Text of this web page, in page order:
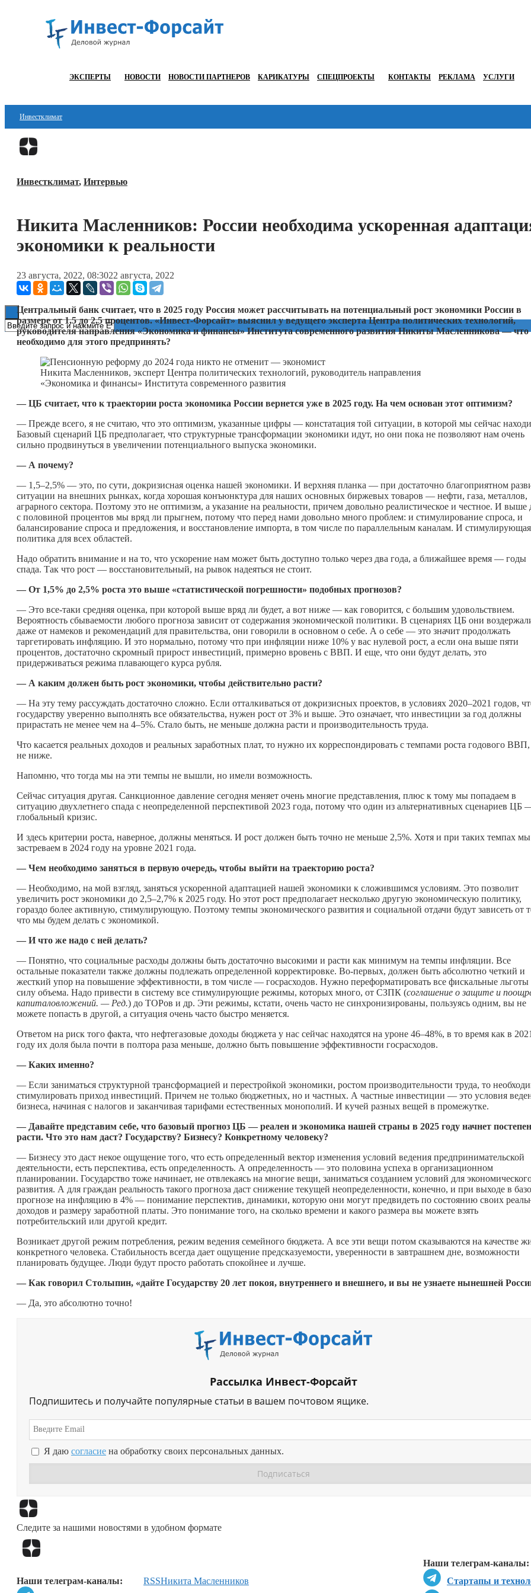
ЭКСПЕРТЫ НОВОСТИ НОВОСТИ ПАРТНЕРОВ КАРИКАТУРЫ СПЕЦПРОЕКТЫ КОНТАКТЫ РЕКЛАМА УСЛУГИ
Инвестклимат
Финансы
Блокчейн
Книги
Инвестклимат, Интервью
Никита Масленников: России необходима ускоренная
экономики к реальности
23 августа, 2022, 08:3022 августа, 2022
Центральный банк считает, что в 2025 году Россия может рассчитывать на потенциальный рост экономики России в
размере от 1,5 до 2,5 процентов. «Инвест-Форсайт» выяснил у ведущего эксперта Центра политических технологий,
руководителя направления «Экономика и финансы» Института современного развития Никиты Масленникова — что
необходимо для этого предпринять?
Никита Масленников, эксперт Центра политических технологий, руководитель направления
«Экономика и финансы» Института современного развития
— ЦБ считает, что к траектории роста экономика России вернется уже в 2025 году. На чем основан этот оптимизм?
— Прежде всего, я не считаю, что это оптимизм, указанные цифры — констатация той ситуации, в которой мы сейчас
Базовый сценарий ЦБ предполагает, что структурные трансформации экономики идут, но они пока не позволяют нам очень
сильно продвинуться в увеличении потенциального выпуска экономики.
— А почему?
— 1,5–2,5% — это, по сути, докризисная оценка нашей экономики. И верхняя планка — при достаточно благоприятном
ситуации на внешних рынках, когда хорошая конъюнктура для наших основных биржевых товаров — нефти, газа, металлов,
аграрного сектора. Поэтому это не оптимизм, а указание на реальности, причем довольно реалистическое и честное. И выше
с половиной процентов мы вряд ли прыгнем, потому что перед нами довольно много проблем: и стимулирование спроса, и
балансирование спроса и предложения, и восстановление импорта, в том числе по параллельным каналам. И стимулирующая
политика для всех областей.
Надо обратить внимание и на то, что ускорение нам может быть доступно только через два года, а ближайшее время — годы
спада. Так что рост — восстановительный, на рывок надеяться не стоит.
— От 1,5% до 2,5% роста это выше «статистической погрешности» подобных прогнозов?
— Это все-таки средняя оценка, при которой выше вряд ли будет, а вот ниже — как говорится, с большим удовольствием.
Вероятность сбываемости любого прогноза зависит от содержания экономической политики. В сценариях ЦБ они
даже от намеков и рекомендаций для правительства, они говорили в основном о себе. А о себе — это значит продолжать
таргетировать инфляцию. И это нормально, потому что при инфляции ниже 10% у вас нулевой рост, а если она выше пяти
процентов, достаточно скромный прирост инвестиций, примерно вровень с ВВП. И еще, что они будут делать, это
придерживаться режима плавающего курса рубля.
— А каким должен быть рост экономики, чтобы действительно расти?
— На эту тему рассуждать достаточно сложно. Если отталкиваться от докризисных проектов, в условиях 2020–2021 годов,
государству уверенно выполнять все обязательства, нужен рост от 3% и выше. Это означает, что инвестиции за год должны
прирастать не менее чем на 4–5%. Стало быть, не меньше должна расти и производительность труда.
Что касается реальных доходов и реальных заработных плат, то нужно их корреспондировать с темпами роста годового
не ниже.
Напомню, что тогда мы на эти темпы не вышли, но имели возможность.
Сейчас ситуация другая. Санкционное давление сегодня меняет очень многие представления, плюс к тому мы попадаем в
ситуацию двухлетнего спада с неопределенной перспективой 2023 года, потому что один из альтернативных сценариев ЦБ
глобальный кризис.
И здесь критерии роста, наверное, должны меняться. И рост должен быть точно не меньше 2,5%. Хотя и при таких темпах мы
застреваем в 2024 году на уровне 2021 года.
— Чем необходимо заняться в первую очередь, чтобы выйти на траекторию роста?
— Необходимо, на мой взгляд, заняться ускоренной адаптацией нашей экономики к сложившимся условиям. Это позволит
увеличить рост экономики до 2,5–2,7% к 2025 году. Но этот рост предполагает несколько другую экономическую политику,
гораздо более активную, стимулирующую. Поэтому темпы экономического развития и социальной отдачи будут зависеть от
что мы будем делать с экономикой.
— И что же надо с ней делать?
— Понятно, что социальные расходы должны быть достаточно высокими и расти как минимум на темпы инфляции. Все
остальные показатели также должны подлежать определенной корректировке. Во-первых, должен быть абсолютно четкий и
жесткий упор на повышение эффективности, в том числе — госрасходов. Нужно переформатировать все фискальные льготы
силу объема. Надо привести в систему все стимулирующие режимы, которых много, от СЗПК (соглашение о защите и
капиталовложений. — Ред.) до ТОРов и др. Эти режимы, кстати, очень часто не синхронизированы, пользуясь одним, вы не
можете попасть в другой, а ситуация очень часто быстро меняется.
Ответом на риск того факта, что нефтегазовые доходы бюджета у нас сейчас находятся на уроне 46–48%, в то время как в 2021
году их доля была почти в полтора раза меньше, должно быть повышение эффективности госрасходов.
— Каких именно?
— Если заниматься структурной трансформацией и перестройкой экономики, ростом производительности труда, то
стимулировать приход инвестиций. Причем не только бюджетных, но и частных. А частные инвестиции — это условия
бизнеса, начиная с налогов и заканчивая тарифами естественных монополий. И кучей разных вещей в промежутке.
— Давайте представим себе, что базовый прогноз ЦБ — реален и экономика нашей страны в 2025 году начнет
расти. Что это нам даст? Государству? Бизнесу? Конкретному человеку?
— Бизнесу это даст некое ощущение того, что есть определенный вектор изменения условий ведения предпринимательской
деятельности, есть перспектива, есть определенность. А определенность — это половина успеха в организационном
планировании. Государство тоже начинает, не отвлекаясь на многие вещи, заниматься созданием условий для
развития. А для граждан реальность такого прогноза даст снижение текущей неопределенности, конечно, и при выходе в
прогнозе на инфляцию в 4% — понимание перспектив, динамики, которую они могут предвидеть по состоянию своих
доходов и размеру заработной платы. Это понимание того, на сколько времени и какого размера вы можете взять
потребительский или другой кредит.
Возникает другой режим потребления, режим ведения семейного бюджета. А все эти вещи потом сказываются на качестве
конкретного человека. Стабильность всегда дает ощущение предсказуемости, уверенности в завтрашнем дне, возможности
планировать будущее. Люди будут просто работать спокойнее и лучше.
— Как говорил Столыпин, «дайте Государству 20 лет покоя, внутреннего и внешнего, и вы не узнаете нынешней
— Да, это абсолютно точно!
Рассылка Инвест-Форсайт
Подпишитесь и получайте популярные статьи в вашем почтовом ящике.
Я даю согласие на обработку своих персональных данных.
Следите за нашими новостями в удобном формате
Наши телеграм-каналы:
Стартапы и
Наши телеграм-каналы: RSSНикита Масленников